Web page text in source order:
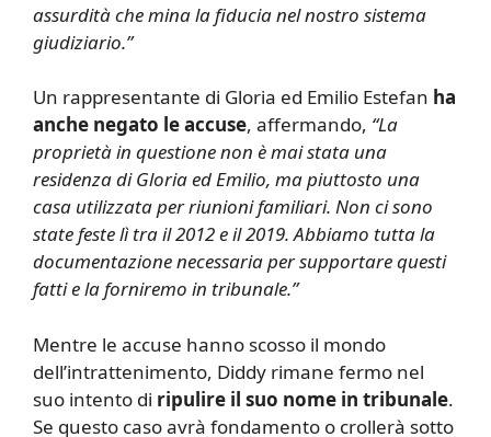
assurdità che mina la fiducia nel nostro sistema
giudiziario.”
Un rappresentante di Gloria ed Emilio Estefan ha
anche negato le accuse, affermando, “La
proprietà in questione non è mai stata una
residenza di Gloria ed Emilio, ma piuttosto una
casa utilizzata per riunioni familiari. Non ci sono
state feste lì tra il 2012 e il 2019. Abbiamo tutta la
documentazione necessaria per supportare questi
fatti e la forniremo in tribunale.”
Mentre le accuse hanno scosso il mondo
dell’intrattenimento, Diddy rimane fermo nel
suo intento di ripulire il suo nome in tribunale.
Se questo caso avrà fondamento o crollerà sotto